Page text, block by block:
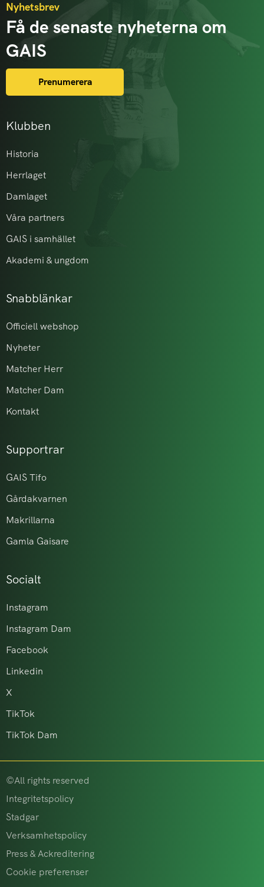
Klubben
Historia
Herrlaget
Damlaget
Våra partners
GAIS i samhället
Akademi & ungdom
Snabblänkar
Officiell webshop
Nyheter
Matcher Herr
Matcher Dam
Kontakt
Supportrar
GAIS Tifo
Gårdakvarnen
Makrillarna
Gamla Gaisare
Socialt
Instagram
Instagram Dam
Facebook
Linkedin
X
TikTok
TikTok Dam
Nyhetsbrev
Få de senaste nyheterna om
GAIS
Prenumerera
©All rights reserved
Integritetspolicy
Stadgar
Verksamhetspolicy
Press & Ackreditering
Cookie preferenser